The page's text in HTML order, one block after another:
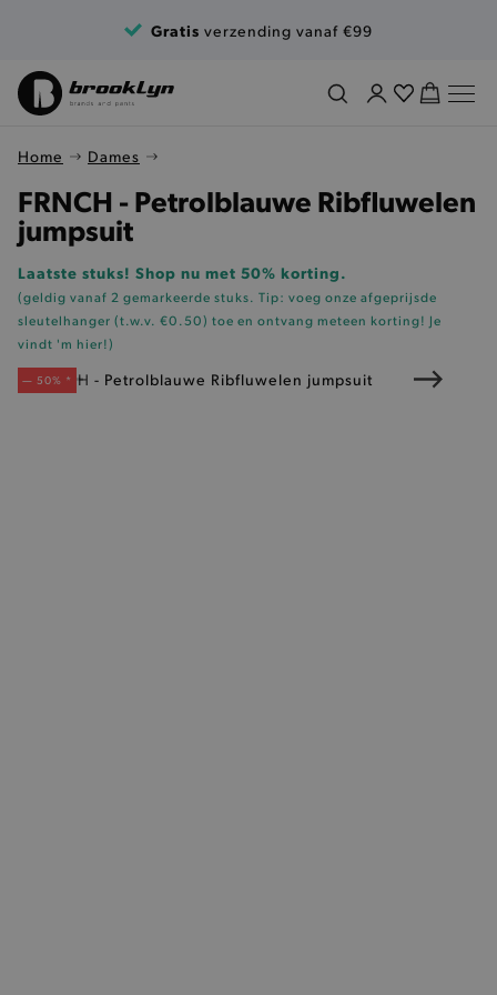
Gratis verzending vanaf €99
Home Dames
FRNCH - Petrolblauwe Ribfluwelen
jumpsuit
Laatste stuks! Shop nu met 50% korting.
(geldig vanaf 2 gemarkeerde stuks. Tip: voeg onze afgeprijsde
sleutelhanger (t.w.v. €0.50) toe en ontvang meteen korting! Je
vindt 'm hier!)
— 50% *